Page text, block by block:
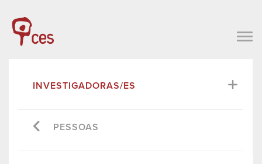
INVESTIGADORAS/ES
PESSOAS